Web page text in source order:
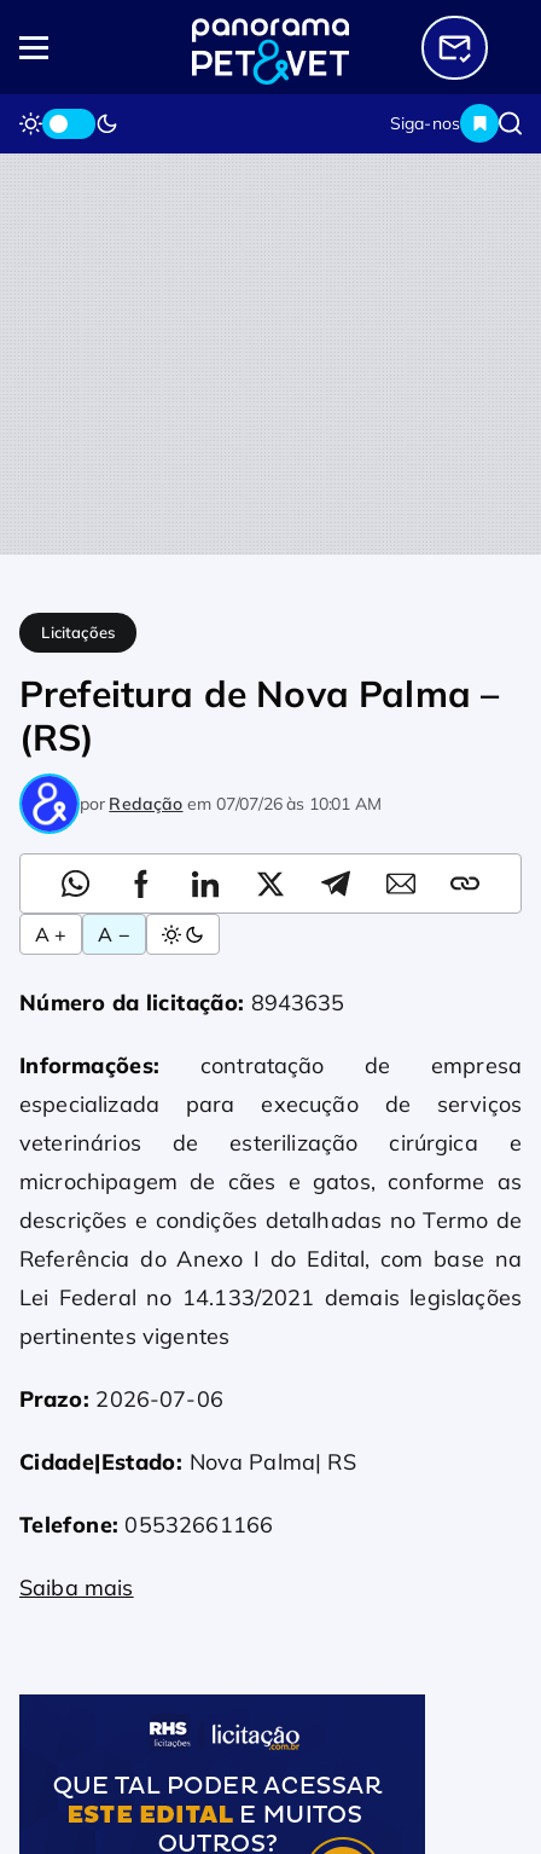
Siga-nos
Home Licitações
Licitações
Prefeitura de Nova Palma –
(RS)
por Redação em 07/07/26 às 10:01 AM
A + A −
Número da licitação: 8943635
Informações: contratação de empresa
especializada para execução de serviços
veterinários de esterilização cirúrgica e
microchipagem de cães e gatos, conforme as
descrições e condições detalhadas no Termo de
Referência do Anexo I do Edital, com base na
Lei Federal no 14.133/2021 demais legislações
pertinentes vigentes
Prazo: 2026-07-06
Cidade|Estado: Nova Palma| RS
Telefone: 05532661166
Saiba mais